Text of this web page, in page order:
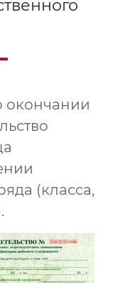
окончании
(класса,